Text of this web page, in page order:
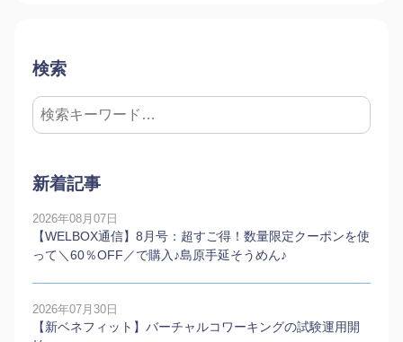
検索
新着記事
2026年08月07日
【WELBOX通信】8月号：超すご得！数量限定クーポンを使
って＼60％OFF／で購入♪島原手延そうめん♪
2026年07月30日
【新ベネフィット】バーチャルコワーキングの試験運用開